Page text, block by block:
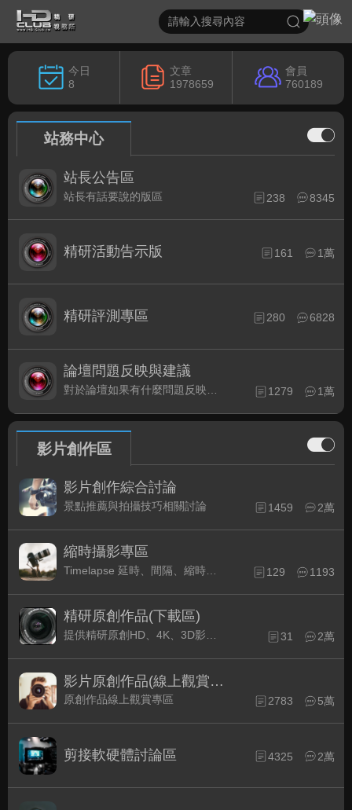
今日
8
文章
1978659
會員
760189
站務中心
站長公告區
站長有話要說的版區 238 8345
精研活動告示版 161 1萬
精研評測專區 280 6828
論壇問題反映與建議
對於論壇如果有什麼問題反映或是建議, 竭誠歡迎在這裡盡情發表 1279 1萬
影片創作區
影片創作綜合討論
景點推薦與拍攝技巧相關討論 1459 2萬
縮時攝影專區
129 1193
精研原創作品(下載區)
提供精研原創HD、4K、3D影片作品下載專區 31 2萬
影片原創作品(線上觀賞區)
原創作品線上觀賞專區 2783 5萬
剪接軟硬體討論區 4325 2萬